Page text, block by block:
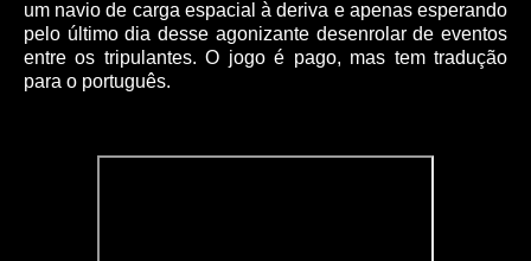
um navio de carga espacial à deriva e apenas esperando
pelo último dia desse agonizante desenrolar de eventos
entre os tripulantes. O jogo é pago, mas tem tradução
para o português.